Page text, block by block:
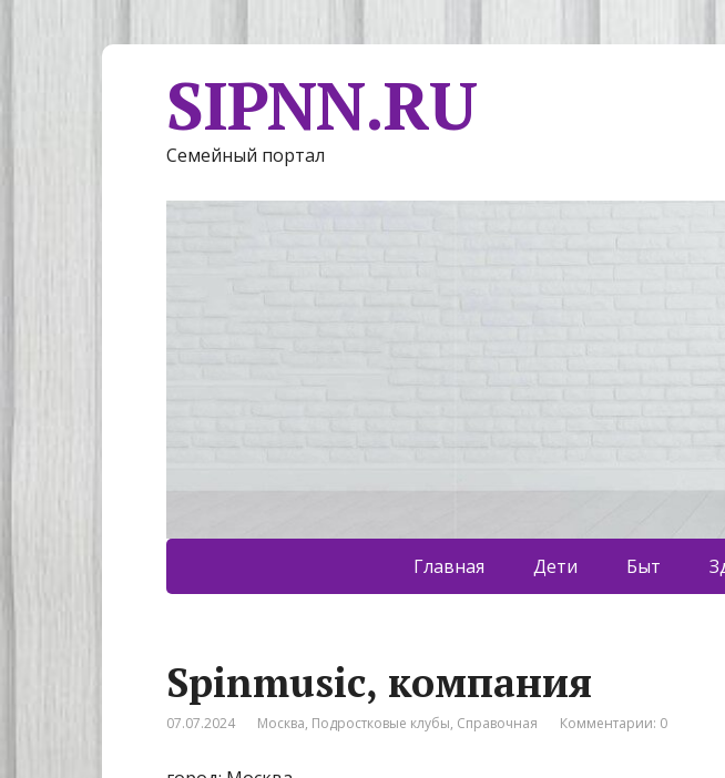
SIPNN.RU
Семейный портал
Главная Дети Быт
Spinmusic, компания
07.07.2024 Москва, Подростковые клубы, Справочная Комментарии: 0